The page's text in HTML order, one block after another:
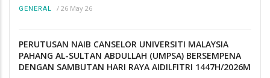
GENERAL / 26 May 26
PERUTUSAN NAIB CANSELOR UNIVERSITI MALAYSIA
PAHANG AL-SULTAN ABDULLAH (UMPSA) BERSEMPENA
DENGAN SAMBUTAN HARI RAYA AIDILFITRI 1447H/2026M